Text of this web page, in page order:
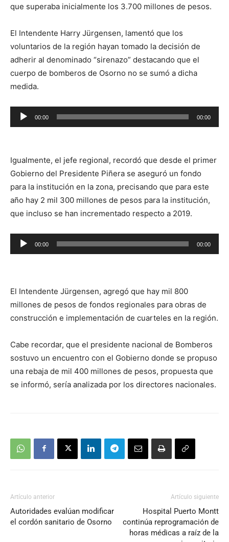
que superaba inicialmente los 3.700 millones de pesos.
El Intendente Harry Jürgensen, lamentó que los
voluntarios de la región hayan tomado la decisión de
adherir al denominado “sirenazo” destacando que el
cuerpo de bomberos de Osorno no se sumó a dicha
medida.
Reproductor
de
00:00 00:00
Igualmente, el jefe regional, recordó que desde el primer
Gobierno del Presidente Piñera se aseguró un fondo
para la institución en la zona, precisando que para este
año hay 2 mil 300 millones de pesos para la institución,
que incluso se han incrementado respecto a 2019.
Reproductor
de
00:00 00:00
El Intendente Jürgensen, agregó que hay mil 800
millones de pesos de fondos regionales para obras de
construcción e implementación de cuarteles en la región.
Cabe recordar, que el presidente nacional de Bomberos
sostuvo un encuentro con el Gobierno donde se propuso
una rebaja de mil 400 millones de pesos, propuesta que
se informó, sería analizada por los directores nacionales.
Artículo anterior
Autoridades evalúan modificar
el cordón sanitario de Osorno
Artículo siguiente
Hospital Puerto Montt
continúa reprogramación de
horas médicas a raíz de la